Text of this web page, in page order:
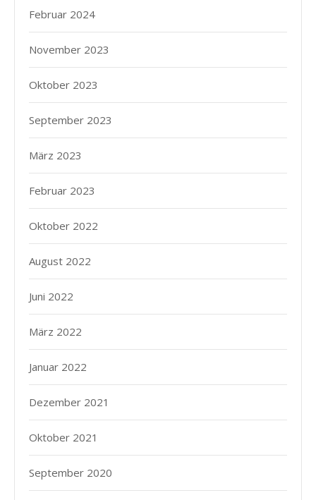
Februar 2024
November 2023
Oktober 2023
September 2023
März 2023
Februar 2023
Oktober 2022
August 2022
Juni 2022
März 2022
Januar 2022
Dezember 2021
Oktober 2021
September 2020